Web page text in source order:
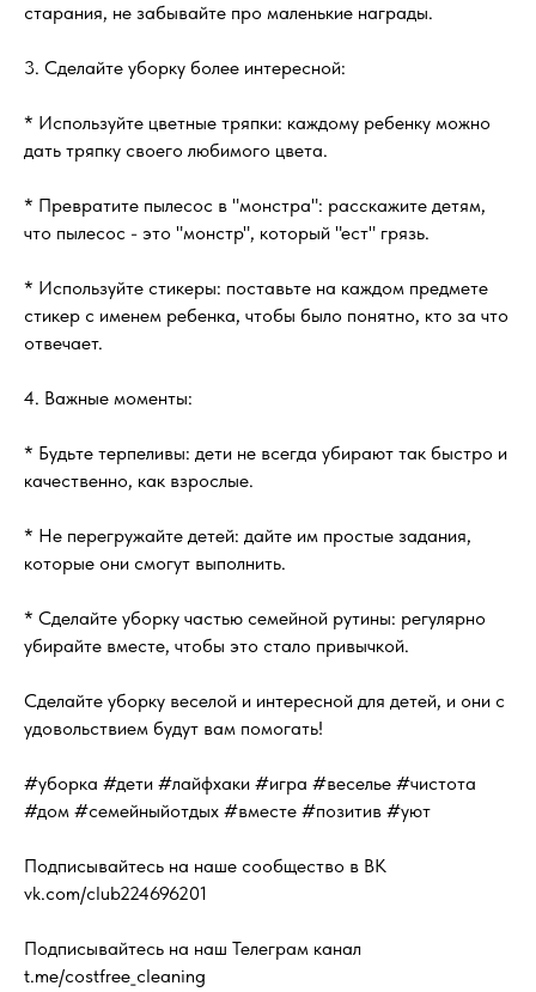
старания, не забывайте про маленькие награды.
3. Сделайте уборку более интересной:
* Используйте цветные тряпки: каждому ребенку можно
дать тряпку своего любимого цвета.
* Превратите пылесос в "монстра": расскажите детям,
что пылесос - это "монстр", который "ест" грязь.
* Используйте стикеры: поставьте на каждом предмете
стикер с именем ребенка, чтобы было понятно, кто за что
отвечает.
4. Важные моменты:
* Будьте терпеливы: дети не всегда убирают так быстро и
качественно, как взрослые.
* Не перегружайте детей: дайте им простые задания,
которые они смогут выполнить.
* Сделайте уборку частью семейной рутины: регулярно
убирайте вместе, чтобы это стало привычкой.
Сделайте уборку веселой и интересной для детей, и они с
удовольствием будут вам помогать!
#уборка #дети #лайфхаки #игра #веселье #чистота
#дом #семейныйотдых #вместе #позитив #уют
Подписывайтесь на наше сообщество в ВК
vk.com/club224696201
Подписывайтесь на наш Телеграм канал
t.me/costfree_cleaning